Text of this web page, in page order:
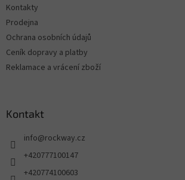
Kontakty
Prodejna
Ochrana osobních údajů
Ceník dopravy a platby
Reklamace a vrácení zboží
Kontakt
info@rockway.cz
+420777100147
+420774100603